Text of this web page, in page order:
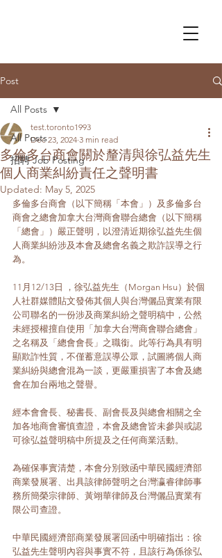
Post
All Posts
招聘 Job Posting
All Posts
多倫多台商會關於釐清與徐弘益先生
個人商業糾紛責任之聲明書
test.toronto1993
Dec 23, 2024 3 min read
Updated: May 5, 2025
多倫多台商會（以下簡稱「本會」）及多倫多台
商會之總會加拿大台灣商會聯合總會（以下簡稱
「總會」）嚴正聲明，以澄清近期徐弘益先生個
人商業糾紛涉及本會及總會名義之欺詐誤導之行
為。
11月12/13日 ，徐弘益先生（Morgan Hsu）於個
人社群媒體貼文發佈其個人與台灣儷品實業有限
公司聯名的一份涉及商業糾紛之聲明稿中，公然
未經授權擅自使用「加拿大台灣商會聯合總會」
之名稱及「總會會長」之職銜。此等行為具有明
顯欺詐性質，不僅蓄意誤導公眾，試圖將個人商
業糾紛與總會混為一談，更嚴重損害了本會及總
會在加台兩地之聲譽。
經本會會長、秘書長、副會長及與總會相關之全
加各地商會審慎查證，本會及總會皆未參與或認
可徐弘益聲明稿中所提及之任何商業活動。
為確保事實清楚，本會分別致函中華民國經濟部
商業發展署、出具該律師聲明之台灣瀛睿律師事
務所簡榮宗律師、黃翊華律師及台灣儷品實業有
限公司查證。
中華民國經濟部商業發展署回函中明確指出：徐
弘益先生聲明內容與事實不符，且該行為係徐弘